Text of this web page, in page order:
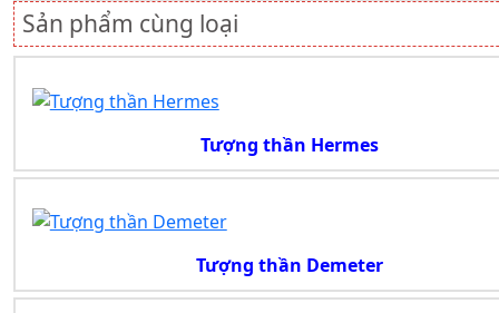
Sản phẩm cùng loại
Tượng thần Hermes
Tượng thần Demeter